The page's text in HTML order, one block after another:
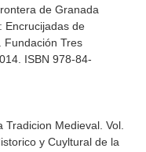
de Granada
Encrucijadas de
Fundación Tres
ISBN 978-84-
Medieval. Vol.
y Cuyltural de la